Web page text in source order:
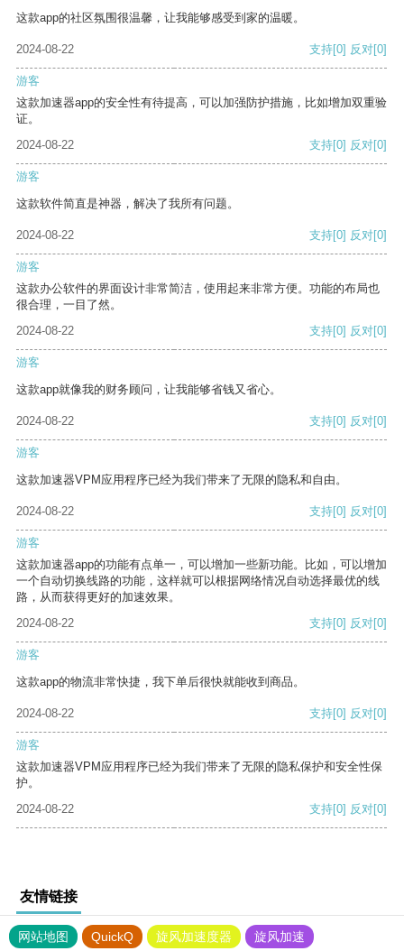
这款app的社区氛围很温馨，让我能够感受到家的温暖。
2024-08-22 支持[0] 反对[0]
游客
这款加速器app的安全性有待提高，可以加强防护措施，比如增加双重验
证。
2024-08-22
支持[0] 反对[0]
游客
这款软件简直是神器，解决了我所有问题。
2024-08-22 支持[0] 反对[0]
游客
这款办公软件的界面设计非常简洁，使用起来非常方便。功能的布局也
很合理，一目了然。
2024-08-22
支持[0] 反对[0]
游客
这款app就像我的财务顾问，让我能够省钱又省心。
2024-08-22 支持[0] 反对[0]
游客
这款加速器VPM应用程序已经为我们带来了无限的隐私和自由。
2024-08-22 支持[0] 反对[0]
游客
这款加速器app的功能有点单一，可以增加一些新功能。比如，可以增加
一个自动切换线路的功能，这样就可以根据网络情况自动选择最优的线
路，从而获得更好的加速效果。
2024-08-22
支持[0] 反对[0]
游客
这款app的物流非常快捷，我下单后很快就能收到商品。
2024-08-22 支持[0] 反对[0]
游客
这款加速器VPM应用程序已经为我们带来了无限的隐私保护和安全性保
护。
2024-08-22
支持[0] 反对[0]
友情链接
网站地图 QuickQ 旋风加速度器 旋风加速